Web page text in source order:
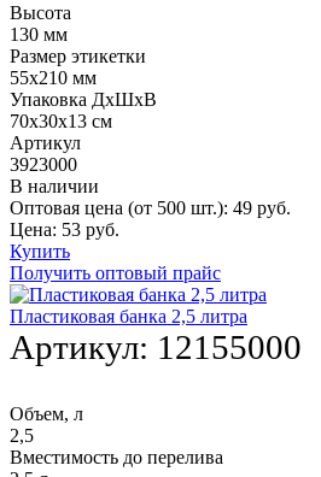
Высота
130 мм
Размер этикетки
55х210 мм
Упаковка ДхШхВ
70х30х13 см
Артикул
3923000
В наличии
Оптовая цена (от 500 шт.): 49 руб.
Цена: 53 руб.
Купить
Получить оптовый прайс
Пластиковая банка 2,5 литра
Артикул: 12155000
Объем, л
2,5
Вместимость до перелива